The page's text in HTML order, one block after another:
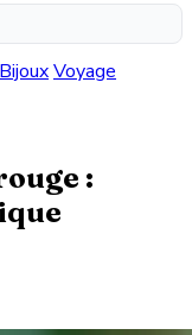
Voyage
: